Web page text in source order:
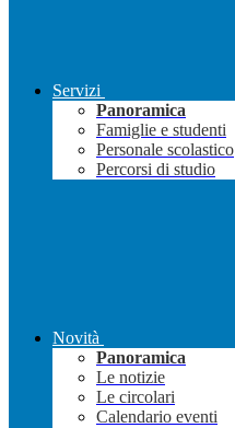
Servizi
Panoramica
Famiglie e studenti
Personale scolastico
Percorsi di studio
Novità
Panoramica
Le notizie
Le circolari
Calendario eventi